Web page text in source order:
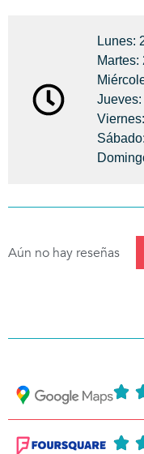
Lunes:
Martes:
Jueves:
Aún no hay reseñas